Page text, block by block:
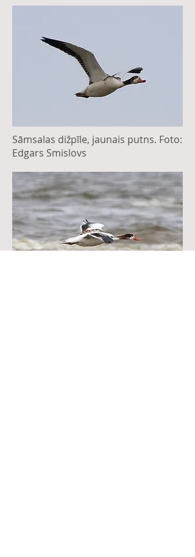
Sāmsalas dižpīle, jaunais putns. Foto:
Edgars Smislovs